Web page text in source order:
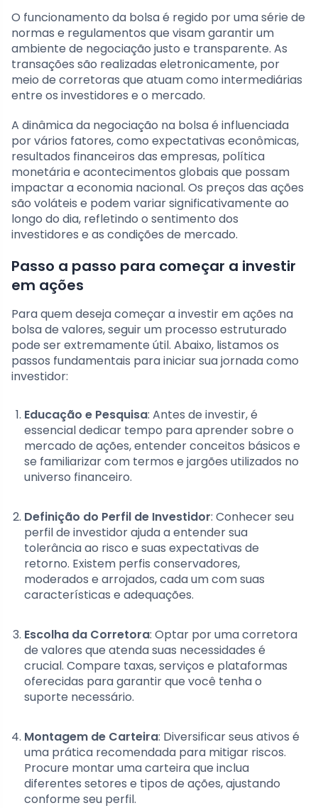
O funcionamento da bolsa é regido por uma série de
normas e regulamentos que visam garantir um
ambiente de negociação justo e transparente. As
transações são realizadas eletronicamente, por
meio de corretoras que atuam como intermediárias
entre os investidores e o mercado.
A dinâmica da negociação na bolsa é influenciada
por vários fatores, como expectativas econômicas,
resultados financeiros das empresas, política
monetária e acontecimentos globais que possam
impactar a economia nacional. Os preços das ações
são voláteis e podem variar significativamente ao
longo do dia, refletindo o sentimento dos
investidores e as condições de mercado.
Passo a passo para começar a investir
em ações
Para quem deseja começar a investir em ações na
bolsa de valores, seguir um processo estruturado
pode ser extremamente útil. Abaixo, listamos os
passos fundamentais para iniciar sua jornada como
investidor:
Educação e Pesquisa: Antes de investir, é
essencial dedicar tempo para aprender sobre o
mercado de ações, entender conceitos básicos e
se familiarizar com termos e jargões utilizados no
universo financeiro.
Definição do Perfil de Investidor: Conhecer seu
perfil de investidor ajuda a entender sua
tolerância ao risco e suas expectativas de
retorno. Existem perfis conservadores,
moderados e arrojados, cada um com suas
características e adequações.
Escolha da Corretora: Optar por uma corretora
de valores que atenda suas necessidades é
crucial. Compare taxas, serviços e plataformas
oferecidas para garantir que você tenha o
suporte necessário.
Montagem de Carteira: Diversificar seus ativos é
uma prática recomendada para mitigar riscos.
Procure montar uma carteira que inclua
diferentes setores e tipos de ações, ajustando
conforme seu perfil.